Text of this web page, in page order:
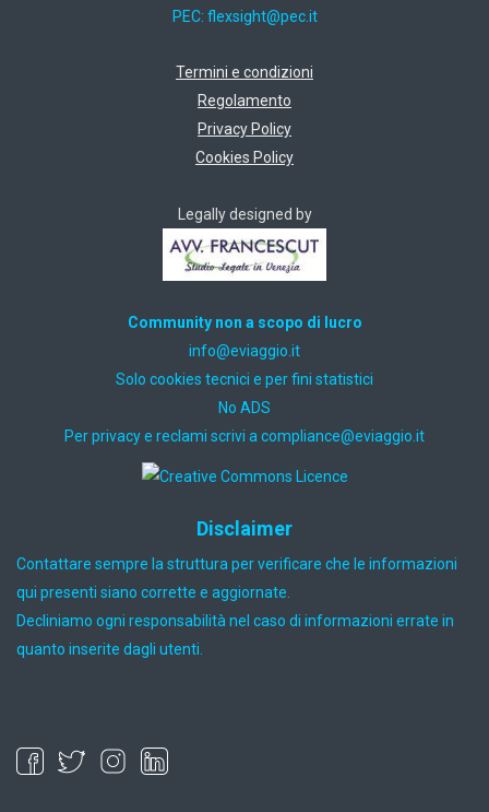
PEC: ti.cep@thgisxelf
Termini e condizioni
Regolamento
Privacy Policy
Cookies Policy
Legally designed by
Community non a scopo di lucro
ti.oiggaive@ofni
Solo cookies tecnici e per fini statistici
No ADS
Per privacy e reclami scrivi a ti.oiggaive@ecnailpmoc
Disclaimer
Contattare sempre la struttura per verificare che le informazioni
qui presenti siano corrette e aggiornate.
Decliniamo ogni responsabilità nel caso di informazioni errate in
quanto inserite dagli utenti.